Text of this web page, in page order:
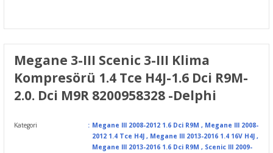
Megane 3-III Scenic 3-III Klima
Kompresörü 1.4 Tce H4J-1.6 Dci R9M-
2.0. Dci M9R 8200958328 -Delphi
Kategori Megane III 2008-2012 1.6 Dci R9M , Megane III 2008-
2012 1.4 Tce H4J , Megane III 2013-2016 1.4 16V H4J ,
Megane III 2013-2016 1.6 Dci R9M , Scenic III 2009-